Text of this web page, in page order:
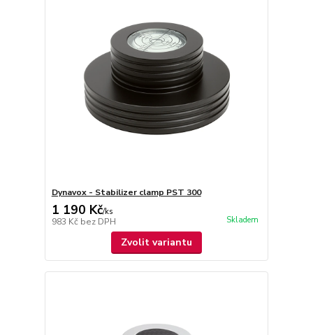
Dynavox - Stabilizer clamp PST 300
1 190 Kč/ks
983 Kč bez DPH Skladem
Zvolit variantu